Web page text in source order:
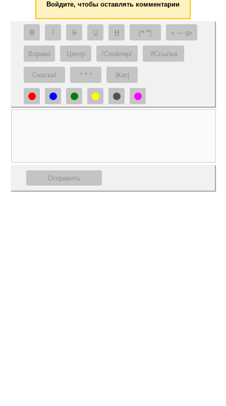
Войдите, чтобы оставлять комментарии
B I S U H [❝ ❞] — q
Вправо Центр /Спойлер/ #Ссылка
Сноска1 * * * |Кат|